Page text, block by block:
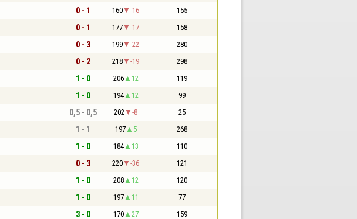
0 - 1 160 -16 155
0 - 1 177 -17 158
0 - 3 199 -22 280
0 - 2 218 -19 298
1 - 0 206 12 119
1 - 0 194 12 99
0,5 - 0,5 202 -8 25
1 - 1 197 5 268
1 - 0 184 13 110
0 - 3 220 -36 121
1 - 0 208 12 120
1 - 0 197 11 77
3 - 0 170 27 159